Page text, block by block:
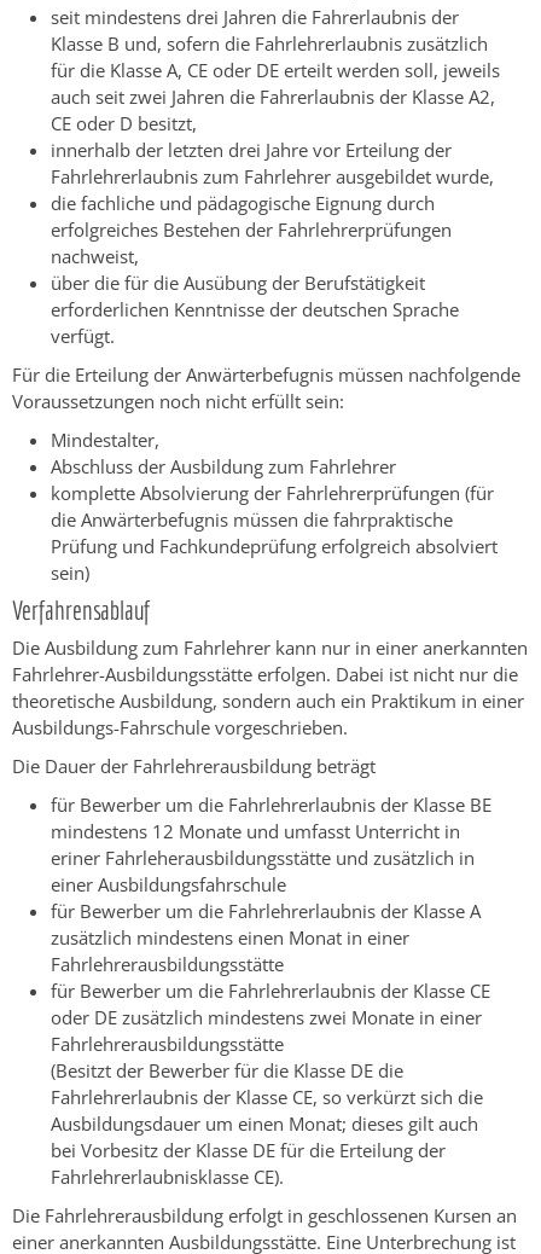
seit mindestens drei Jahren die Fahrerlaubnis der
Klasse B und, sofern die Fahrlehrerlaubnis zusätzlich
für die Klasse A, CE oder DE erteilt werden soll, jeweils
auch seit zwei Jahren die Fahrerlaubnis der Klasse A2,
CE oder D besitzt,
innerhalb der letzten drei Jahre vor Erteilung der
Fahrlehrerlaubnis zum Fahrlehrer ausgebildet wurde,
die fachliche und pädagogische Eignung durch
erfolgreiches Bestehen der Fahrlehrerprüfungen
nachweist,
über die für die Ausübung der Berufstätigkeit
erforderlichen Kenntnisse der deutschen Sprache
verfügt.
Für die Erteilung der Anwärterbefugnis müssen nachfolgende
Voraussetzungen noch nicht erfüllt sein:
Mindestalter,
Abschluss der Ausbildung zum Fahrlehrer
komplette Absolvierung der Fahrlehrerprüfungen (für
die Anwärterbefugnis müssen die fahrpraktische
Prüfung und Fachkundeprüfung erfolgreich absolviert
sein)
Verfahrensablauf
Die Ausbildung zum Fahrlehrer kann nur in einer anerkannten
Fahrlehrer-Ausbildungsstätte erfolgen. Dabei ist nicht nur die
theoretische Ausbildung, sondern auch ein Praktikum in einer
Ausbildungs-Fahrschule vorgeschrieben.
Die Dauer der Fahrlehrerausbildung beträgt
für Bewerber um die Fahrlehrerlaubnis der Klasse BE
mindestens 12 Monate und umfasst Unterricht in
eriner Fahrleherausbildungsstätte und zusätzlich in
einer Ausbildungsfahrschule
für Bewerber um die Fahrlehrerlaubnis der Klasse A
zusätzlich mindestens einen Monat in einer
Fahrlehrerausbildungsstätte
für Bewerber um die Fahrlehrerlaubnis der Klasse CE
oder DE zusätzlich mindestens zwei Monate in einer
Fahrlehrerausbildungsstätte
(Besitzt der Bewerber für die Klasse DE die
Fahrlehrerlaubnis der Klasse CE, so verkürzt sich die
Ausbildungsdauer um einen Monat; dieses gilt auch
bei Vorbesitz der Klasse DE für die Erteilung der
Fahrlehrerlaubnisklasse CE).
Die Fahrlehrerausbildung erfolgt in geschlossenen Kursen an
einer anerkannten Ausbildungsstätte. Eine Unterbrechung ist